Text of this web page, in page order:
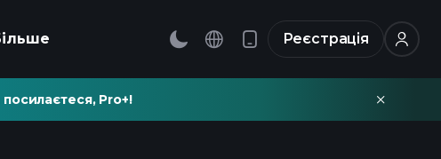
Реєстрація
Pro+!